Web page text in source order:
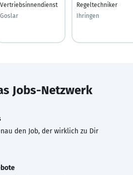
Vertriebsinnendienst
Goslar
Regeltechniker
Ihringen
Jobs-Netzwerk
den Job, der wirklich zu Dir